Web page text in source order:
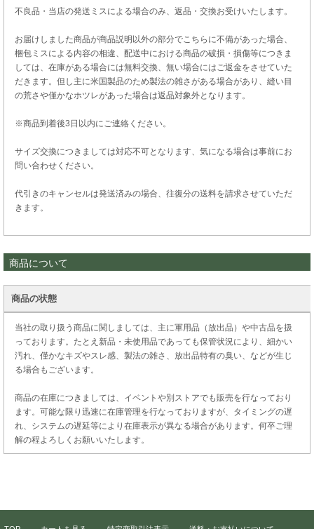
不良品・当店の発送ミスによる場合のみ、返品・交換お受けいたします。
お届けしました商品が商品説明以外の部分でこちらに不備があった場合、
梱包ミスによる内容の相違、配送中における商品の破損・損傷等につきま
しては、在庫がある場合には無料交換、無い場合にはご返金をさせていた
だきます。但し主に米国製品のため製法の雑さがある場合があり、縫い目
の荒さや僅かなホツレがあった場合は返品対象外となります。
※商品到着後3日以内にご連絡ください。
サイズ交換につきましては対応不可となります、気になる場合は事前にお
問い合わせください。
代引きのキャンセルは発送済みの場合、往復分の送料を請求させていただ
きます。
商品について
商品の状態
当社の取り扱う商品に関しましては、主に軍用品（放出品）や中古品を扱
っております。たとえ新品・未使用品であっても保管状況により、細かい
汚れ、僅かなキズやスレ感、製法の雑さ、放出品特有の臭い、などが生じ
る場合もございます。
商品の在庫につきましては、イベントや別ストアでも販売を行なっており
ます。可能な限り迅速に在庫管理を行なっておりますが、タイミングの遅
れ、システムの遅延等により在庫表示が異なる場合があります。何卒ご理
解の程よろしくお願いいたします。